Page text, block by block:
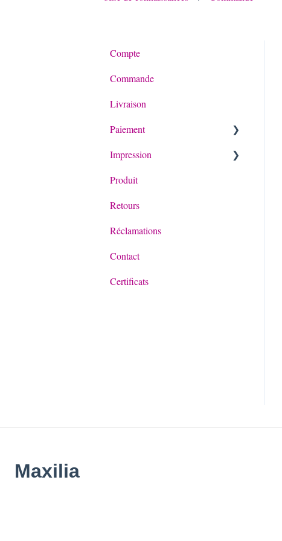
Compte
Commande
Livraison
Paiement
General
Paiement de Billie
Impression
Terminology
Printproof
Other
Produit
Retours
Réclamations
Contact
Certificats
Maxilia